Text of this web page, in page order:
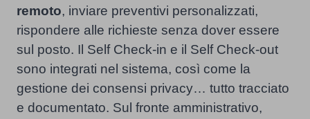
remoto, inviare preventivi personalizzati,
rispondere alle richieste senza dover essere
sul posto. Il Self Check-in e il Self Check-out
sono integrati nel sistema, così come la
gestione dei consensi privacy… tutto tracciato
e documentato. Sul fronte amministrativo,